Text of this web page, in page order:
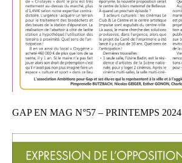
GAP EN MAG N°57 – PRINTEMPS 2024